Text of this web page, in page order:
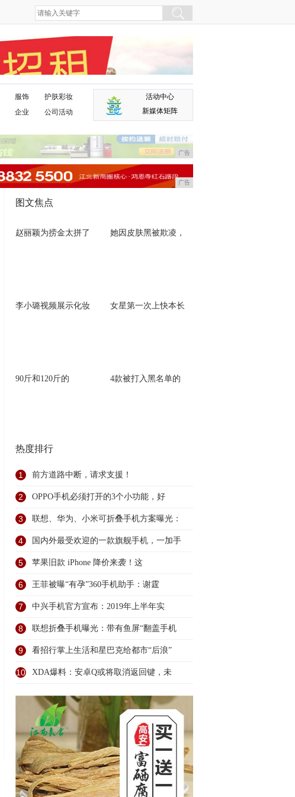
服饰
企业
护肤彩妆
公司活动
活动中心
新媒体矩阵
广告
广告
图文焦点
赵丽颖为捞金太拼了 她因皮肤黑被欺凌，
李小璐视频展示化妆 女星第一次上快本长
90斤和120斤的 4款被打入黑名单的
热度排行
1 前方道路中断，请求支援！
2 OPPO手机必须打开的3个小功能，好
3 联想、华为、小米可折叠手机方案曝光：
4 国内外最受欢迎的一款旗舰手机，一加手
5 苹果旧款 iPhone 降价来袭！这
6 王菲被曝“有孕”360手机助手：谢霆
7 中兴手机官方宣布：2019年上半年实
8 联想折叠手机曝光：带有鱼屏“翻盖手机
9 看招行掌上生活和星巴克给都市“后浪”
10 XDA爆料：安卓Q或将取消返回键，未